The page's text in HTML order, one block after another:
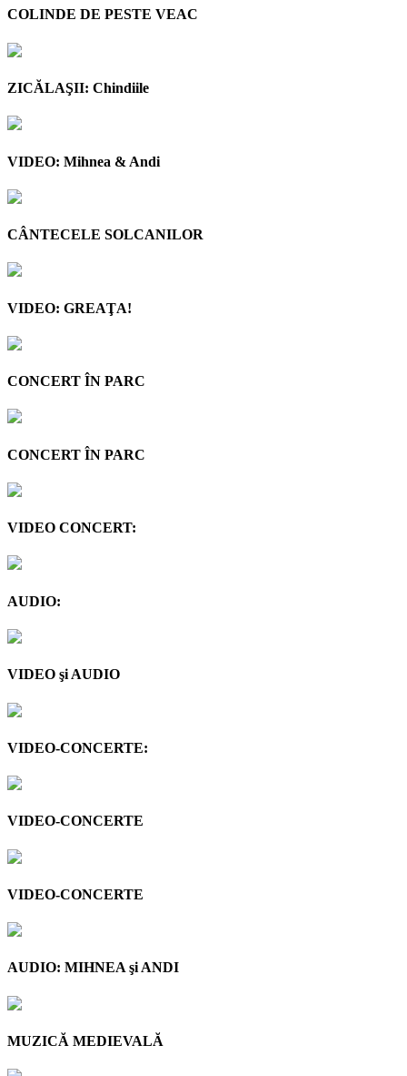
COLINDE DE PESTE VEAC
ZICĂLAŞII: Chindiile
VIDEO: Mihnea & Andi
CÂNTECELE SOLCANILOR
VIDEO: GREAŢA!
CONCERT ÎN PARC
CONCERT ÎN PARC
VIDEO CONCERT:
AUDIO:
VIDEO şi AUDIO
VIDEO-CONCERTE:
VIDEO-CONCERTE
VIDEO-CONCERTE
AUDIO: MIHNEA şi ANDI
MUZICĂ MEDIEVALĂ